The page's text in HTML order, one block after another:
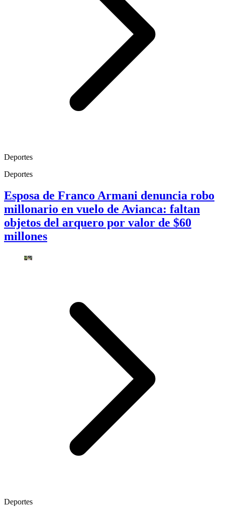
Deportes
Deportes
Esposa de Franco Armani denuncia robo
millonario en vuelo de Avianca: faltan
objetos del arquero por valor de $60
millones
Deportes